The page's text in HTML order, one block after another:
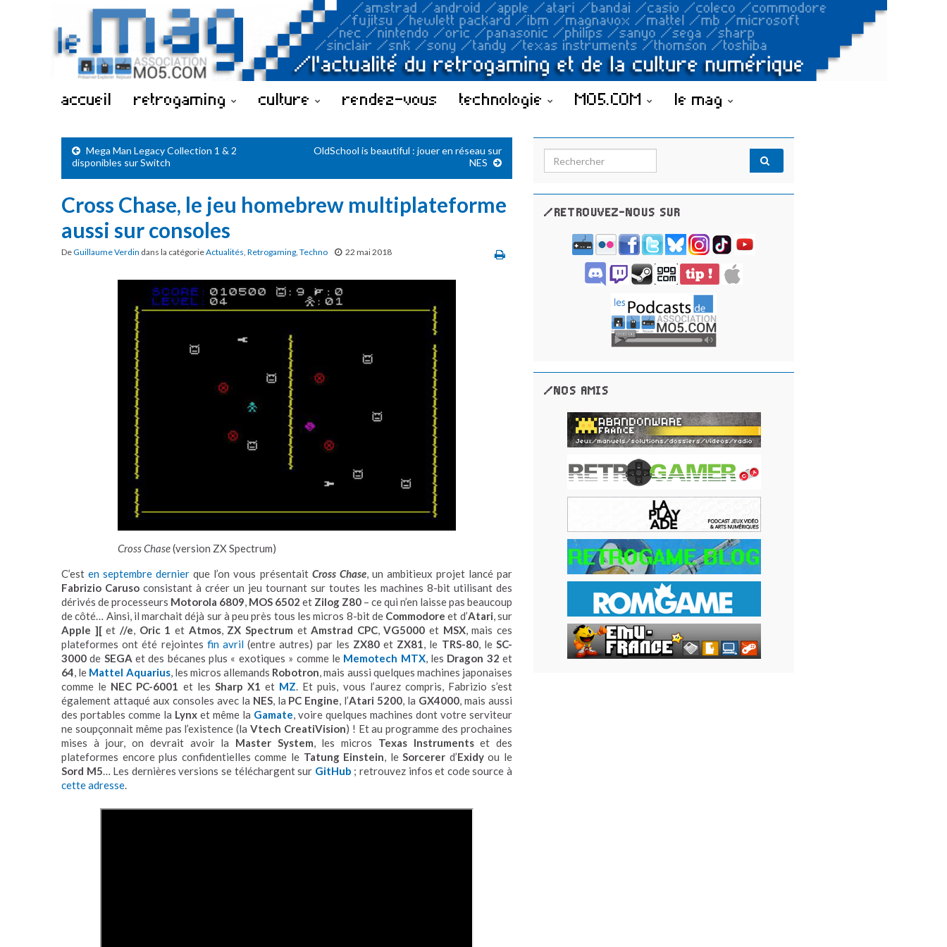
accueil retrogaming culture rendez-vous technologie MO5.COM le mag
Mega Man Legacy Collection 1 & 2
disponibles sur Switch
OldSchool is beautiful : jouer en réseau sur
NES
Cross Chase, le jeu homebrew multiplateforme
aussi sur consoles
DeGuillaume Verdin dans la catégorieActualités, Retrogaming, Techno 22 mai 2018
Cross Chase(version ZX Spectrum)
C’esten septembre dernier que l’on vous présentait Cross Chase, un ambitieux projet lancé par
Fabrizio Caruso consistant à créer un jeu tournant sur toutes les machines 8-bit utilisant des
dérivés de processeurs Motorola 6809, MOS 6502 et Zilog Z80 – ce qui n’en laisse pas beaucoup
de côté… Ainsi, il marchait déjà sur à peu près tous les micros 8-bit de Commodoreet d’Atari, sur
Apple ][et //e, Oric 1 et Atmos, ZX Spectrum etAmstrad CPC,VG5000 et MSX, mais ces
plateformes ont été rejointes fin avril(entre autres) par les ZX80et ZX81, le TRS-80, le SC-
3000 de SEGA et des bécanes plus « exotiques » comme le Memotech MTX, les Dragon 32 et
64, le Mattel Aquarius, les micros allemands Robotron, mais aussi quelques machines japonaises
comme le NEC PC-6001 et les Sharp X1 et MZ. Et puis, vous l’aurez compris, Fabrizio s’est
également attaqué aux consoles avec la NES, la PC Engine, l’Atari 5200, la GX4000, mais aussi
des portables comme la Lynx et même la Gamate, voire quelques machines dont votre serviteur
ne soupçonnait même pas l’existence (laVtech CreatiVision) ! Et au programme des prochaines
mises à jour, on devrait avoir la Master System, les micros Texas Instrumentset des
plateformes encore plus confidentielles comme le Tatung Einstein, leSorcerer d’Exidyou le
Sord M5… Les dernières versions se téléchargent sur GitHub ; retrouvez infos et code source à
cette adresse.
Search for:
/RETROUVEZ-NOUS SUR
/NOS AMIS